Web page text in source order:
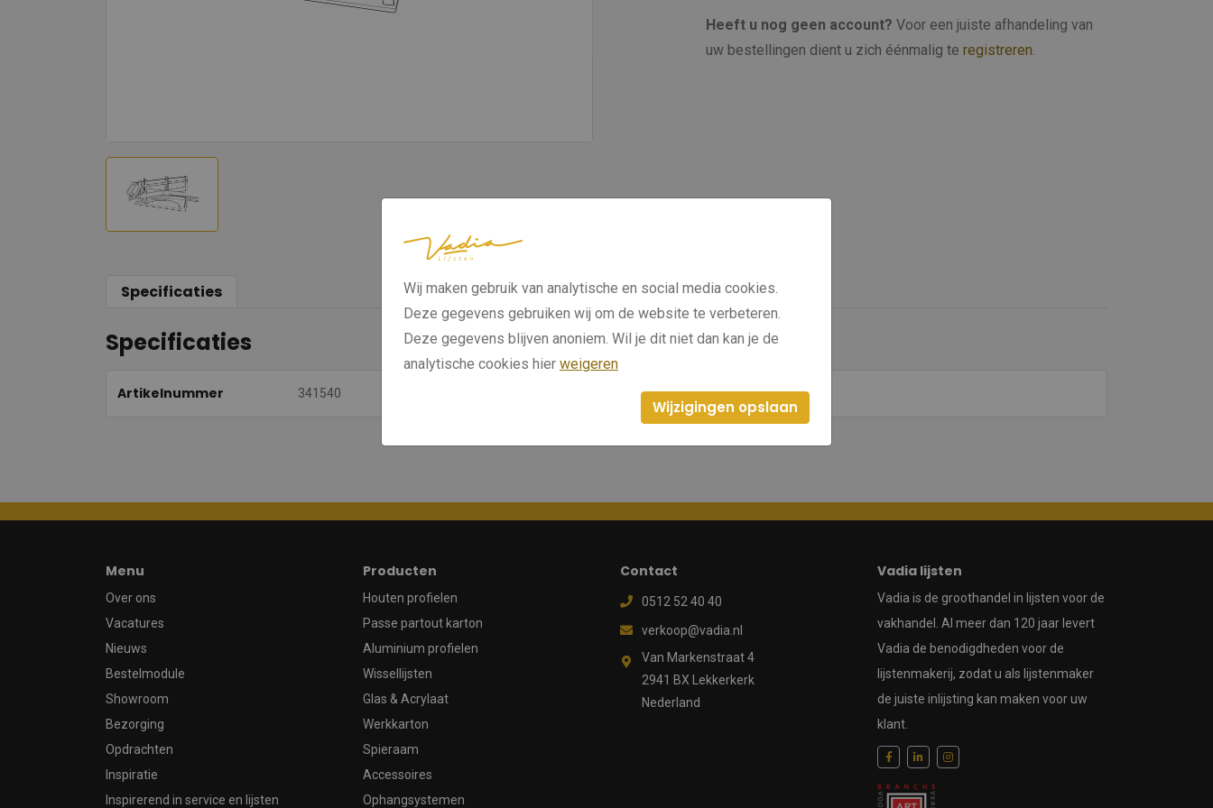
Heeft u nog geen account? Voor een juiste afhandeling van
uw bestellingen dient u zich éénmalig te registreren.
Specificaties
Specificaties
Artikelnummer 341540
Menu
Over ons
Vacatures
Nieuws
Bestelmodule
Showroom
Bezorging
Opdrachten
Inspiratie
Inspirerend in service en lijsten
Producten
Houten profielen
Passe partout karton
Aluminium profielen
Wissellijsten
Glas & Acrylaat
Werkkarton
Spieraam
Accessoires
Ophangsystemen
Contact
0512 52 40 40
verkoop@vadia.nl
Van Markenstraat 4
2941 BX Lekkerkerk
Nederland
Vadia lijsten
Vadia is de groothandel in lijsten voor de
vakhandel. Al meer dan 120 jaar levert
Vadia de benodigdheden voor de
lijstenmakerij, zodat u als lijstenmaker
de juiste inlijsting kan maken voor uw
klant.
Wij maken gebruik van analytische en social media cookies.
Deze gegevens gebruiken wij om de website te verbeteren.
Deze gegevens blijven anoniem. Wil je dit niet dan kan je de
analytische cookies hier weigeren
Wijzigingen opslaan